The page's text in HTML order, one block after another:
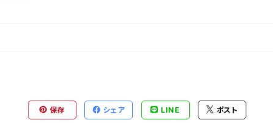
保存 シェア LINE ポスト